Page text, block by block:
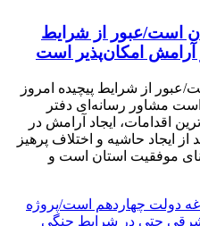
است/عبور از شرایط
آرامش امکان‌پذیر است
از شرایط پیچیده امروز
است مشاور رسانه‌ای دفتر
اقدامات، ایجاد آرامش در
ایجاد حاشیه و اختلاف پرهیز
موفقیت استان است و